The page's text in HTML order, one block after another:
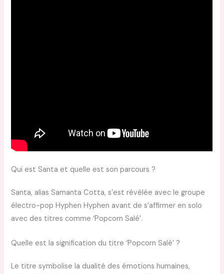
Qui est Santa et quelle est son parcours ?
Santa, alias Samanta Cotta, s’est révélée avec le groupe
électro-pop Hyphen Hyphen avant de s’affirmer en solo
avec des titres comme ‘Popcorn Salé’.
Quelle est la signification du titre ‘Popcorn Salé’ ?
Le titre symbolise la dualité des émotions humaines,